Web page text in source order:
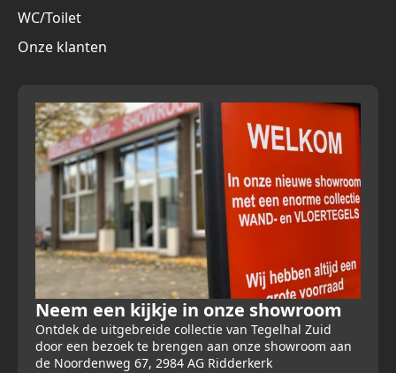
WC/Toilet
Onze klanten
Neem een kijkje in onze showroom
Ontdek de uitgebreide collectie van Tegelhal Zuid
door een bezoek te brengen aan onze showroom aan
de Noordenweg 67, 2984 AG Ridderkerk